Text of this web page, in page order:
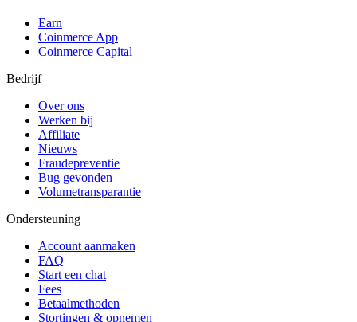
Earn
Coinmerce App
Coinmerce Capital
Bedrijf
Over ons
Werken bij
Affiliate
Nieuws
Fraudepreventie
Bug gevonden
Volumetransparantie
Ondersteuning
Account aanmaken
FAQ
Start een chat
Fees
Betaalmethoden
Stortingen & opnemen